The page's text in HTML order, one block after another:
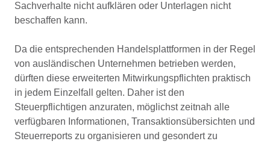
Sachverhalte nicht aufklären oder Unterlagen nicht
beschaffen kann.
Da die entsprechenden Handelsplattformen in der Regel
von ausländischen Unternehmen betrieben werden,
dürften diese erweiterten Mitwirkungspflichten praktisch
in jedem Einzelfall gelten. Daher ist den
Steuerpflichtigen anzuraten, möglichst zeitnah alle
verfügbaren Informationen, Transaktionsübersichten und
Steuerreports zu organisieren und gesondert zu